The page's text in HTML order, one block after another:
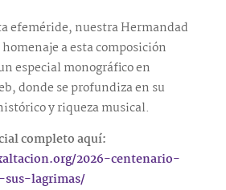
efeméride, nuestra Hermandad
a esta composición
especial monográfico en
donde se profundiza en su
y riqueza musical.
completo aquí:
2026-centenario-
lagrimas/